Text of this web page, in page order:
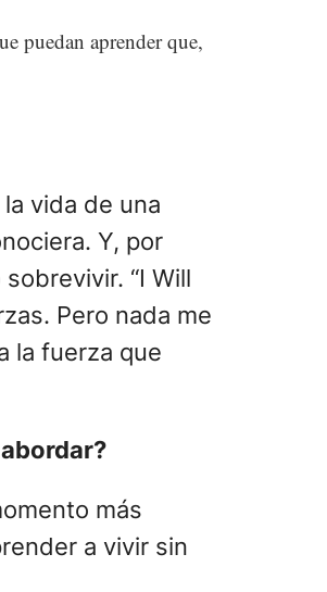
puedan aprender que,
vida de una
Y, por
“I Will
Pero nada me
la fuerza que
más
a vivir sin